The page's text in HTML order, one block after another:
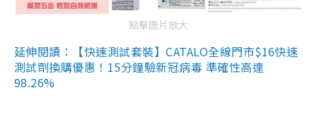
點擊圖片放大
延伸閱讀：【快速測試套裝】CATALO全線門市$16快速
測試劑換購優惠！15分鐘驗新冠病毒 準確性高達
98.26%